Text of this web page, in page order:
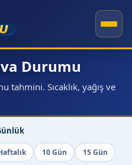
Durumu
tahmini. Sıcaklık, yağış ve
10 Gün
15 Gün